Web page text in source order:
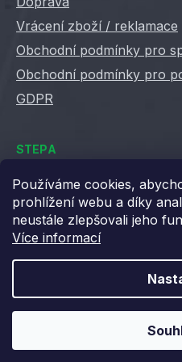
Používáme cookies,
prohlížení webu a díky
neustále zlepšovali jeho
Více informací
Vrácení zboží / reklamace
Obchodní podmínky pro
Obchodní podmínky pro
GDPR
STEPA
Kontakty
Kariéra ve Stepě
Věrnostní slevy
Blog STEPA
Vytvořil
Copyright 2026Stepa.